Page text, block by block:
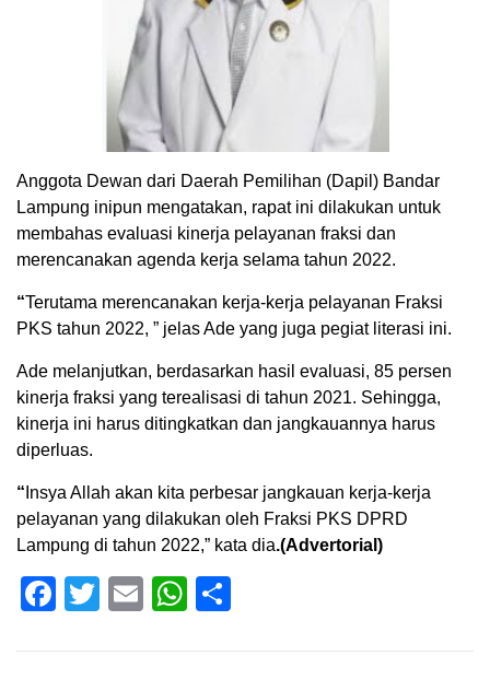
Anggota Dewan dari Daerah Pemilihan (Dapil) Bandar
Lampung inipun mengatakan, rapat ini dilakukan untuk
membahas evaluasi kinerja pelayanan fraksi dan
merencanakan agenda kerja selama tahun 2022.
“Terutama merencanakan kerja-kerja pelayanan Fraksi
PKS tahun 2022, ” jelas Ade yang juga pegiat literasi ini.
Ade melanjutkan, berdasarkan hasil evaluasi, 85 persen
kinerja fraksi yang terealisasi di tahun 2021. Sehingga,
kinerja ini harus ditingkatkan dan jangkauannya harus
diperluas.
“ Insya Allah akan kita perbesar jangkauan kerja-kerja
pelayanan yang dilakukan oleh Fraksi PKS DPRD
Lampung di tahun 2022,” kata dia.(Advertorial)
Facebook
Twitter
EmailWhatsApp